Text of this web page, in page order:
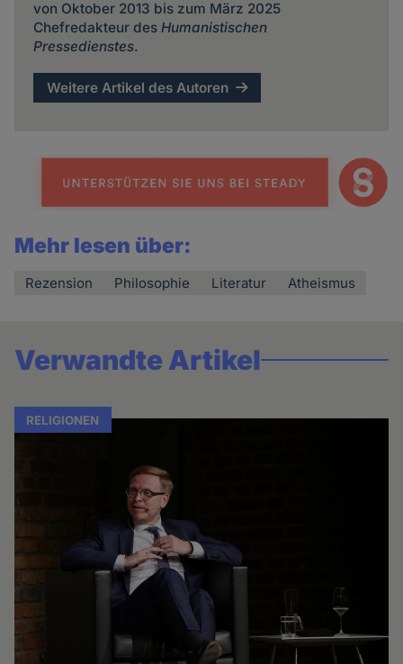
von Oktober 2013 bis zum März 2025
Chefredakteur des Humanistischen
Pressedienstes.
Weitere Artikel des Autoren
Mehr lesen über:
Rezension Philosophie Literatur Atheismus
Verwandte Artikel
RELIGIONEN